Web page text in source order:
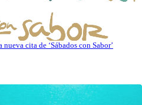
cita de ‘Sábados con Sabor’